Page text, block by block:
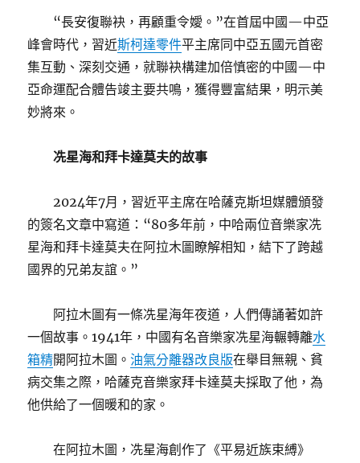
“長安復聯袂，再顧重令嬡。”在首屆中國—中亞
峰會時代，習近斯柯達零件平主席同中亞五國元首密
集互動、深刻交通，就聯袂構建加倍慎密的中國—中
亞命運配合體告竣主要共鳴，獲得豐富結果，明示美
妙將來。
冼星海和拜卡達莫夫的故事
2024年7月，習近平主席在哈薩克斯坦媒體頒發
的簽名文章中寫道：“80多年前，中哈兩位音樂家冼
星海和拜卡達莫夫在阿拉木圖瞭解相知，結下了跨越
國界的兄弟友誼。”
阿拉木圖有一條冼星海年夜道，人們傳誦著如許
一個故事。1941年，中國有名音樂家冼星海輾轉離水
箱精開阿拉木圖。 油氣分離器改良版在舉目無親、貧
病交集之際，哈薩克音樂家拜卡達莫夫採取了他，為
他供給了一個暖和的家。
在阿拉木圖，冼星海創作了《平易近族束縛》